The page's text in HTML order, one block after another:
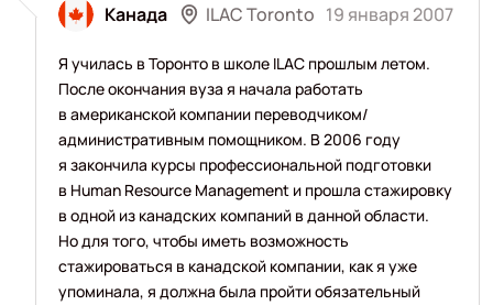
Канада ILAC Toronto 19 января 2007
Я училась в Торонто в школе ILAC прошлым летом.
После окончания вуза я начала работать
в американской компании переводчиком/
административным помощником. В 2006 году
я закончила курсы профессиональной подготовки
в Human Resource Management и прошла стажировку
в одной из канадских компаний в данной области.
Но для того, чтобы иметь возможность
стажироваться в канадской компании, как я уже
упоминала, я должна была пройти обязательный